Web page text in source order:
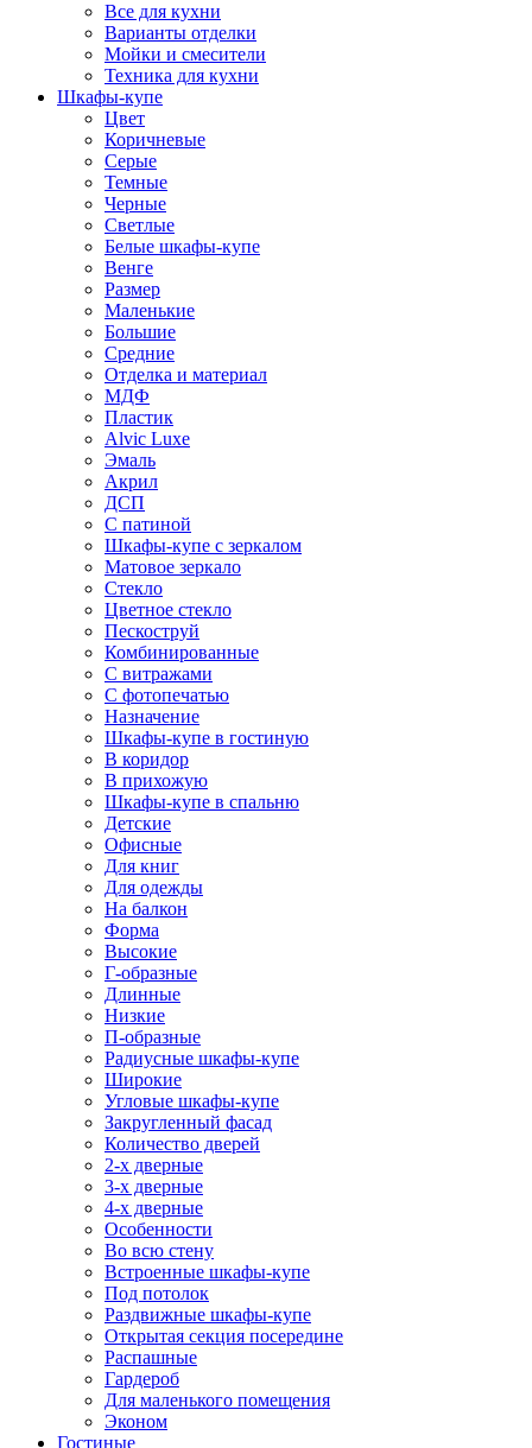
Все для кухни
Варианты отделки
Мойки и смесители
Техника для кухни
Шкафы-купе
Цвет
Коричневые
Серые
Темные
Черные
Светлые
Белые шкафы-купе
Венге
Размер
Маленькие
Большие
Средние
Отделка и материал
МДФ
Пластик
Alvic Luxe
Эмаль
Акрил
ДСП
С патиной
Шкафы-купе с зеркалом
Матовое зеркало
Стекло
Цветное стекло
Пескоструй
Комбинированные
С витражами
С фотопечатью
Назначение
Шкафы-купе в гостиную
В коридор
В прихожую
Шкафы-купе в спальню
Детские
Офисные
Для книг
Для одежды
На балкон
Форма
Высокие
Г-образные
Длинные
Низкие
П-образные
Радиусные шкафы-купе
Широкие
Угловые шкафы-купе
Закругленный фасад
Количество дверей
2-х дверные
3-х дверные
4-х дверные
Особенности
Во всю стену
Встроенные шкафы-купе
Под потолок
Раздвижные шкафы-купе
Открытая секция посередине
Распашные
Гардероб
Для маленького помещения
Эконом
Гостиные